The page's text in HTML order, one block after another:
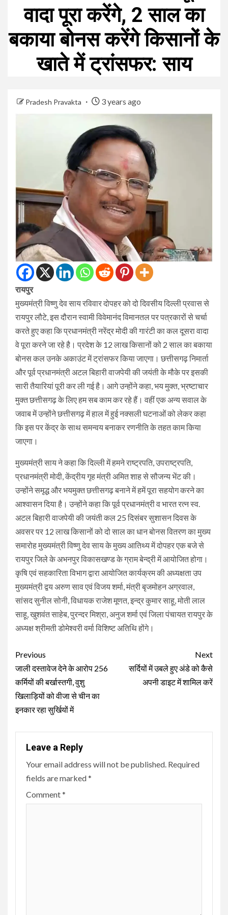
वादा पूरा करेंगे, 2 साल का
बकाया बोनस करेंगे किसानों के
खाते में ट्रांसफर: साय
Pradesh Pravakta 3 years ago
रायपुर
मुख्यमंत्री विष्णु देव साय रविवार दोपहर को दो दिवसीय दिल्ली प्रवास से
रायपुर लौटे, इस दौरान स्वामी विवेमानंद विमानतल पर पत्रकारों से चर्चा
करते हुए कहा कि प्रधानमंत्री नरेंद्र मोदी की गारंटी का कल दूसरा वादा
वे पूरा करने जा रहे है। प्रदेश के 12 लाख किसानों को 2 साल का बकाया
बोनस कल उनके अकाउंट में ट्रांसफर किया जाएगा। छत्तीसगढ़ निमार्ता
और पूर्व प्रधानमंत्री अटल बिहारी वाजपेयी की जयंती के मौके पर इसकी
सारी तैयारियां पूरी कर ली गई है। आगे उन्होंने कहा, भय मुक्त, भ्रष्टाचार
मुक्त छत्तीसगढ़ के लिए हम सब काम कर रहे हैं। वहीं एक अन्य सवाल के
जवाब में उन्होंने छत्तीसगढ़ में हाल में हुई नक्सली घटनाओं को लेकर कहा
कि इस पर केंद्र के साथ समन्वय बनाकर रणनीति के तहत काम किया
जाएगा।
मुख्यमंत्री साय ने कहा कि दिल्ली में हमने राष्ट्रपति, उपराष्ट्रपति,
प्रधानमंत्री मोदी, केंद्रीय गृह मंत्री अमित शाह से सौजन्य भेंट की।
उन्होंने समृद्ध और भयमुक्त छत्तीसगढ़ बनाने में हमें पूरा सहयोग करने का
आश्वासन दिया है। उन्होंने कहा कि पूर्व प्रधानमंत्री व भारत रत्न स्व.
अटल बिहारी वाजपेयी की जयंती कल 25 दिसंबर सुशासन दिवस के
अवसर पर 12 लाख किसानों को दो साल का धान बोनस वितरण का मुख्य
समारोह मुख्यमंत्री विष्णु देव साय के मुख्य आतिथ्य में दोपहर एक बजे से
रायपुर जिले के अभनपुर विकासखण्ड के ग्राम बेन्द्री में आयोजित होगा।
कृषि एवं सहकारिता विभाग द्वारा आयोजित कार्यक्रम की अध्यक्षता उप
मुख्यमंत्री द्वय अरुण साव एवं विजय शर्मा, मंत्री बृजमोहन अग्रवाल,
सांसद सुनील सोनी, विधायक राजेश मूणत, इन्द्र कुमार साहू, मोती लाल
साहू, खुशवंत साहेब, पुरन्दर मिश्रा, अनुज शर्मा एवं जिला पंचायत रायपुर के
अध्यक्ष श्रीमती डोमेश्वरी वर्मा विशिष्ट अतिथि होंगे।
Continue
Reading
Previous
जाली दस्तावेज देने के आरोप 256
कर्मियों की बर्खास्तगी, वुशु
खिलाड़ियों को वीजा से चीन का
इनकार रहा सुर्खियों में
Next
सर्दियों में उबले हुए अंडे को कैसे
अपनी डाइट में शामिल करें
Leave a Reply
Your email address will not be published. Required
fields are marked*
Comment*